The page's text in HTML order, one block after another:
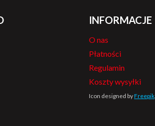
INFORMACJE
O nas
Płatności
Regulamin
Koszty wysyłki
Icon designed byFreepik